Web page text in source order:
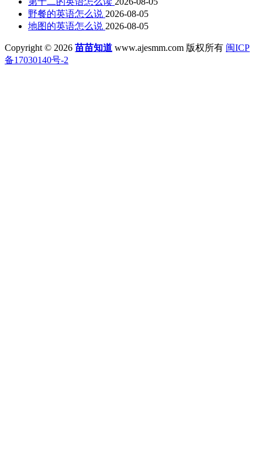
野餐的英语怎么说 2026-08-05
地图的英语怎么说 2026-08-05
Copyright © 2026 苗苗知道 www.ajesmm.com 版权所有 闽ICP
备17030140号-2